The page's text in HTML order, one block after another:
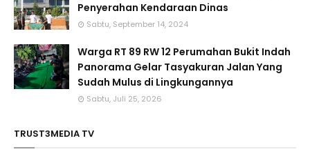
Penyerahan Kendaraan Dinas
Sabtu, September 14, 2024
Warga RT 89 RW 12 Perumahan Bukit Indah
Panorama Gelar Tasyakuran Jalan Yang
Sudah Mulus di Lingkungannya
Sabtu, Juli 25, 2026
TRUST3MEDIA TV